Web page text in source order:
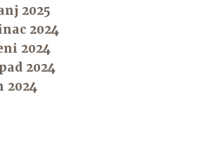
2025
2024
2024
2024
2024